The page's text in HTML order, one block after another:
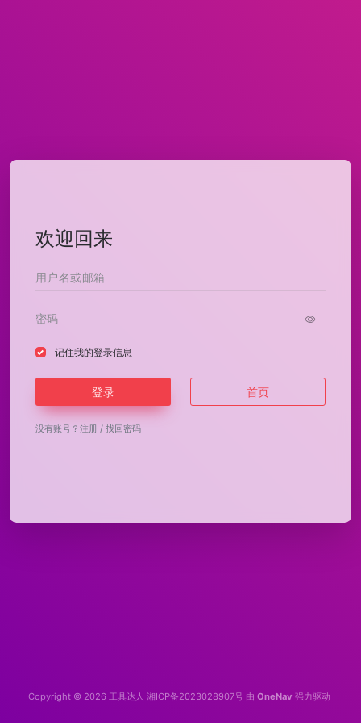
欢迎回来
记住我的登录信息
登录 首页
没有账号？ 注册 / 找回密码
Copyright © 2026 工具达人 湘ICP备2023028907号 由 OneNav 强力驱动